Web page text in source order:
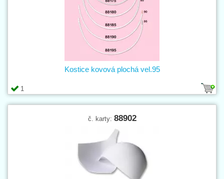
1
Kostice kovová plochá vel.95
č. karty: 88902